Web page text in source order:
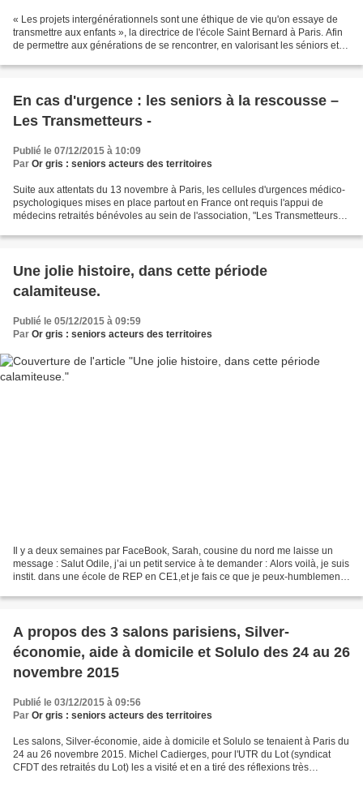
« Les projets intergénérationnels sont une éthique de vie qu'on essaye de
transmettre aux enfants », la directrice de l'école Saint Bernard à Paris. Afin
de permettre aux générations de se rencontrer, en valorisant les séniors et
En cas d'urgence : les seniors à la rescousse –
Les Transmetteurs -
Publié le 07/12/2015 à 10:09
Par Or gris : seniors acteurs des territoires
Suite aux attentats du 13 novembre à Paris, les cellules d'urgences médico-
psychologiques mises en place partout en France ont requis l'appui de
médecins retraités bénévoles au sein de l'association, "Les Transmetteurs" .
Une jolie histoire, dans cette période
calamiteuse.
Publié le 05/12/2015 à 09:59
Par Or gris : seniors acteurs des territoires
Il y a deux semaines par FaceBook, Sarah, cousine du nord me laisse un
message : Salut Odile, j’ai un petit service à te demander : Alors voilà, je suis
instit. dans une école de REP en CE1,et je fais ce que je peux-humblement-
A propos des 3 salons parisiens, Silver-
économie, aide à domicile et Solulo des 24 au 26
novembre 2015
Publié le 03/12/2015 à 09:56
Par Or gris : seniors acteurs des territoires
Les salons, Silver-économie, aide à domicile et Solulo se tenaient à Paris du
24 au 26 novembre 2015. Michel Cadierges, pour l'UTR du Lot (syndicat
CFDT des retraités du Lot) les a visité et en a tiré des réflexions très